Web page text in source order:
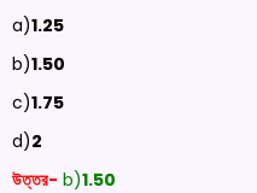
a)1.25
b)1.50
c)1.75
d)2
উত্তর- b)1.50